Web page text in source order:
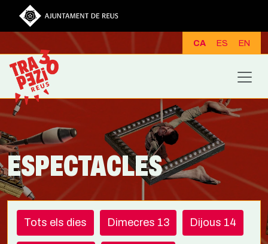
Vés al contingut
CA ES EN
ESPECTACLES
Tots els dies Dimecres 13 Dijous 14